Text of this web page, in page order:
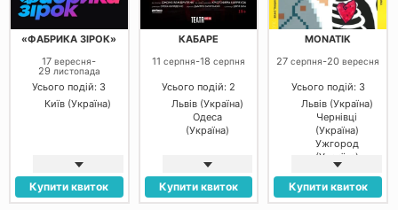
«ФАБРИКА ЗІРОК»
17вересня-
29 листопада
Усього подій: 3
Київ (Україна)
Купити квиток
КАБАРЕ
11 серпня-18 серпня
Усього подій: 2
Львів (Україна)
Одеса
(Україна)
Купити квиток
MONATIK
27серпня-20вересня
Усього подій: 3
Львів (Україна)
Чернівці
(Україна)
Ужгород
(Україна)
Купити квиток